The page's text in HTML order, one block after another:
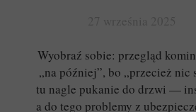
Wyobraź sobie: przegląd
„na później”, bo „przecież nic
tu nagle pukanie do drzwi —
a do tego problemy z